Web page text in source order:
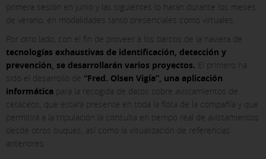
primera sesión en junio y las siguientes lo harán durante los meses
de verano, en modalidades tanto presenciales como virtuales.
Por otro lado, con el fin de proveer a los barcos de la naviera de
tecnologías exhaustivas de identificación, detección y
prevención, se desarrollarán varios proyectos. El primero ha
sido el desarrollo de “Fred. Olsen Vigía”, una aplicación
informática para la recogida de datos sobre avistamientos de
cetáceos, que estará presente en toda la flota de la compañía y que
permitirá a la tripulación la consulta en tiempo real de avistamientos
desde otros buques, así como la visualización de referencias
anteriores.
CONFIGURACIÓN DE COOKIES
ACEPTAR TODAS
Cookies necesarias
Estas cookies son necesarias y no se pueden desactivar en
nuestros sistemas. Puedes configurar tu navegador para
bloquear o alertar sobre estas cookies, pero algunas áreas
del sitio no funcionarán. Estas cookies no almacenan